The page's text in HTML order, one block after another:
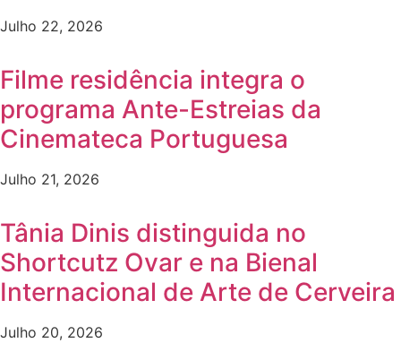
Julho 22, 2026
Filme residência integra o
programa Ante-Estreias da
Cinemateca Portuguesa
Julho 21, 2026
Tânia Dinis distinguida no
Shortcutz Ovar e na Bienal
Internacional de Arte de Cerveira
Julho 20, 2026